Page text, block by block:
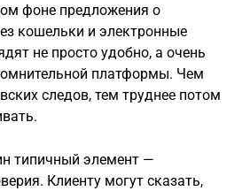
фоне предложения о
кошельки и электронные
не просто удобно, а очень
платформы. Чем
следов, тем труднее потом
типичный элемент —
Клиенту могут сказать,